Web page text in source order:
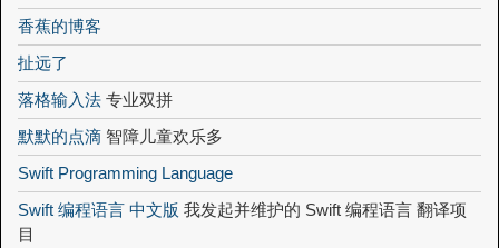
香蕉的博客
扯远了
落格输入法 专业双拼
默默的点滴 智障儿童欢乐多
Swift Programming Language
Swift 编程语言 中文版 我发起并维护的 Swift 编程语言 翻译项
目